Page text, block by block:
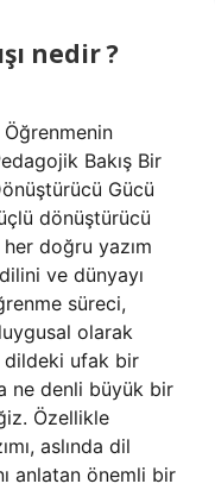
nedir ?
Öğrenmenin
Bakış Bir
Gücü
dönüştürücü
doğru yazım
dilini ve dünyayı
süreci,
olarak
dildeki ufak bir
ne denli büyük bir
Özellikle
aslında dil
anlatan önemli bir